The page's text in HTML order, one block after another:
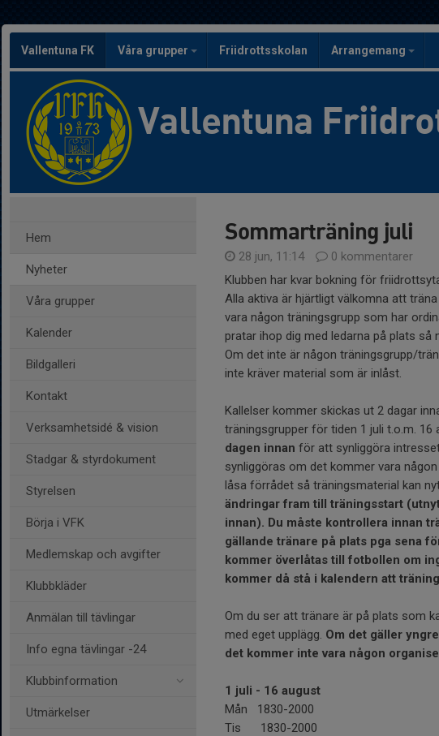
Vallentuna FK Våra grupper Friidrottsskolan Arrangemang
Vallentuna
Hem
Nyheter
Våra grupper
Kalender
Bildgalleri
Kontakt
Verksamhetsidé & vision
Stadgar & styrdokument
Styrelsen
Börja i VFK
Medlemskap och avgifter
Klubbkläder
Anmälan till tävlingar
Info egna tävlingar -24
Klubbinformation
Utmärkelser
Sommarträning juli
28 jun, 11:14
0 kommentarer
Klubben har kvar bokning för
Alla aktiva är hjärtligt välkomna att
vara någon träningsgrupp som har
pratar ihop dig med ledarna på plats så
Om det inte är någon träningsgrupp/
inte kräver material som är inlåst.
Kallelser kommer skickas ut 2 dagar
träningsgrupper för tiden 1 juli t.o.m. 16
dagen innan för att synliggöra
synliggöras om det kommer vara
låsa förrådet så träningsmaterial kan
ändringar fram till träningsstart
innan). Du måste kontrollera innan
gällande tränare på plats pga sena
kommer överlåtas till fotbollen om
kommer då stå i kalendern att
Om du ser att tränare är på plats som
med eget upplägg. Om det gäller
det kommer inte vara någon
1 juli - 16 august
Mån 1830-2000
Tis 1830-2000